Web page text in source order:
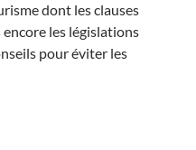
dont les clauses
les législations
pour éviter les